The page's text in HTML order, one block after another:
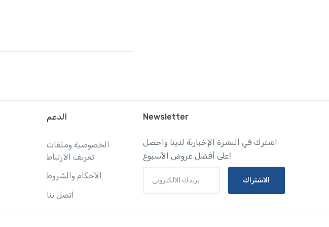
الدعم
الخصوصية وملفات
تعريف الارتباط
الأحكام والشروط
اتصل بنا
Newsletter
اشترك في النشرة الإخبارية لدينا واحصل
على أفضل عروض الأسبوع!
الاشتراك